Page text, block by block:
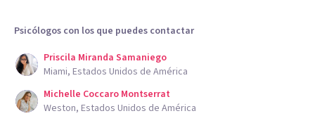
Psicólogos con los que puedes contactar
Priscila Miranda Samaniego
Miami, Estados Unidos de América
Michelle Coccaro Montserrat
Weston, Estados Unidos de América